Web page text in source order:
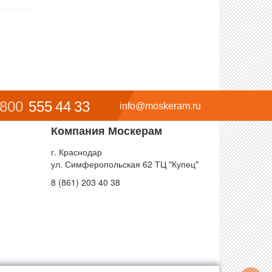
info@moskeram.ru
555 44 33
Компания Москерам
г. Краснодар
ул. Симферопольская 62 ТЦ "Купец"
8 (861) 203 40 38